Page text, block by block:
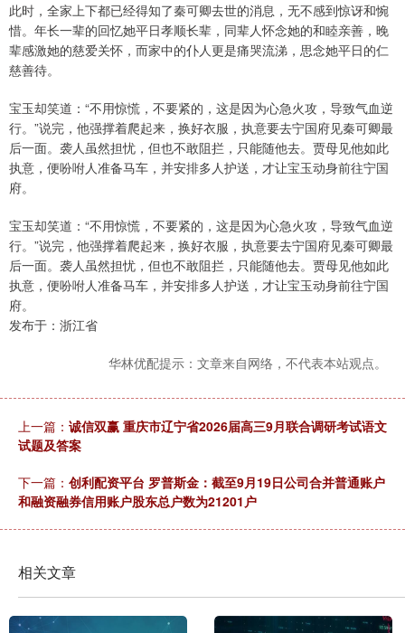
此时，全家上下都已经得知了秦可卿去世的消息，无不感到惊讶和惋
惜。年长一辈的回忆她平日孝顺长辈，同辈人怀念她的和睦亲善，晚
辈感激她的慈爱关怀，而家中的仆人更是痛哭流涕，思念她平日的仁
慈善待。
宝玉却笑道：“不用惊慌，不要紧的，这是因为心急火攻，导致气血逆
行。”说完，他强撑着爬起来，换好衣服，执意要去宁国府见秦可卿最
后一面。袭人虽然担忧，但也不敢阻拦，只能随他去。贾母见他如此
执意，便吩咐人准备马车，并安排多人护送，才让宝玉动身前往宁国
府。
宝玉却笑道：“不用惊慌，不要紧的，这是因为心急火攻，导致气血逆
行。”说完，他强撑着爬起来，换好衣服，执意要去宁国府见秦可卿最
后一面。袭人虽然担忧，但也不敢阻拦，只能随他去。贾母见他如此
执意，便吩咐人准备马车，并安排多人护送，才让宝玉动身前往宁国
府。
发布于：浙江省
华林优配提示：文章来自网络，不代表本站观点。
上一篇： 诚信双赢 重庆市辽宁省2026届高三9月联合调研考试语文
试题及答案
下一篇： 创利配资平台 罗普斯金：截至9月19日公司合并普通账户
和融资融券信用账户股东总户数为21201户
相关文章